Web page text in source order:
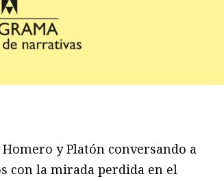
y Platón conversando a
con la mirada perdida en el